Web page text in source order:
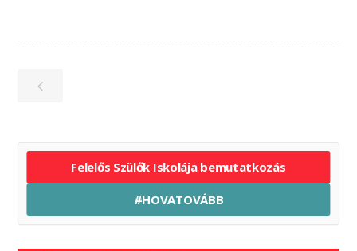
Felelős Szülők Iskolája bemutatkozás
#HOVATOVÁBB